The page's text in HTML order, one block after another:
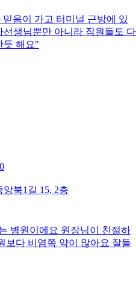
음이 가고 터미널 근방에 있
생님뿐만 아니라 직원들도 다
듯 해요"
북1길 15, 2층
병원이에요 원장님이 친절하
보다 비염쪽 약이 많아요 잘들